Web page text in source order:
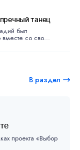
В раздел
проекта «Выбор
танец
был
со сво...